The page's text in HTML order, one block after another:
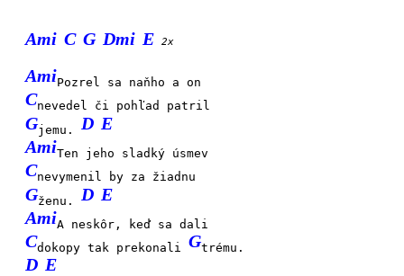
Ami C G Dmi E 2x
AmiPozrel sa naňho a on
Cnevedel či pohľad patril
Gjemu.D E
AmiTen jeho sladký úsmev
Cnevymenil by za žiadnu
Gženu.D E
AmiA neskôr, keď sa dali
Cdokopy tak prekonaliGtrému.
D E